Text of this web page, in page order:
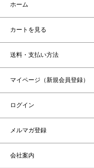
ホーム
カートを見る
送料・支払い方法
マイページ（新規会員登録）
ログイン
メルマガ登録
会社案内